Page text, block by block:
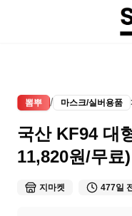
뽐뿌 / 마스크/실버용품
국산 KF94 대
11,820원/무료)
지마켓 477일